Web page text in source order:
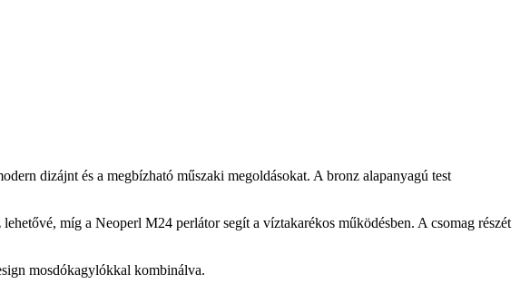
dizájnt és a megbízható műszaki megoldásokat. A bronz alapanyagú test
míg a Neoperl M24 perlátor segít a víztakarékos működésben. A csomag részét
mosdókagylókkal kombinálva.